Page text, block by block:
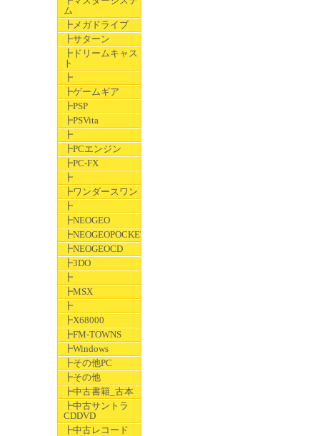
ム
┣メガドライブ
┣サターン
┣ドリームキャス
ト
┣
┣ゲームギア
┣PSP
┣PSVita
┣
┣PCエンジン
┣PC-FX
┣
┣ワンダースワン
┣
┣NEOGEO
┣NEOGEOPOCKET
┣NEOGEOCD
┣3DO
┣
┣MSX
┣
┣X68000
┣FM-TOWNS
┣Windows
┣その他PC
┣その他
┣中古書籍_古本
┣中古サントラ
CDDVD
┣中古レコード